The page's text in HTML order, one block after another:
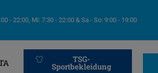
- 22:00, Mi: 7:30 - 22:00 & Sa - So: 9:00 - 19:00
TSG-
Sportbekleidung